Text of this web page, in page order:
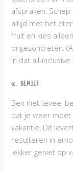
afspraken.
altijd met het
fruit en kies
ongezond eten.
in dat all-inclusive
10. Geniet
Ben niet teveel
dat je weer moet
vakantie. Dit
resulteren in
lekker geniet op